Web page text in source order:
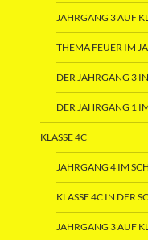
JAHRGANG 3 AUF
THEMA FEUER IM
DER JAHRGANG 3
DER JAHRGANG 1
KLASSE 4C
JAHRGANG 4 IM
KLASSE 4C IN DER
JAHRGANG 3 AUF